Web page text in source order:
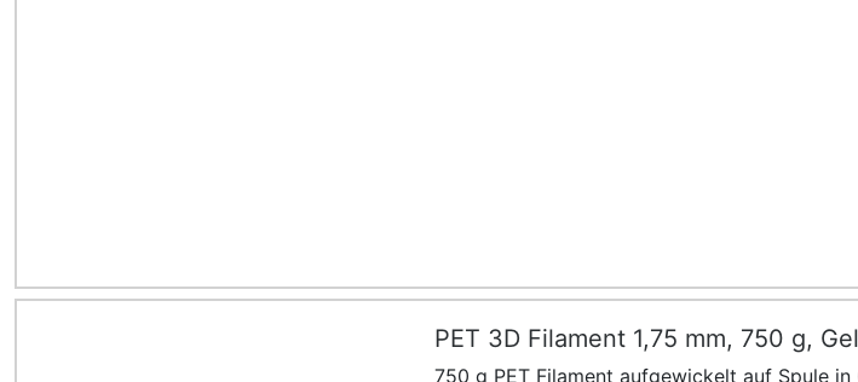
PET 3D Filament 1,75 mm, 750 g,
750 g PET Filament aufgewickelt auf Spule